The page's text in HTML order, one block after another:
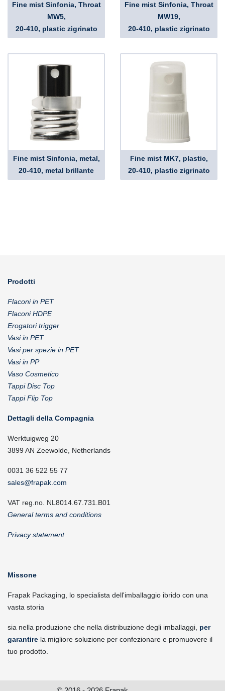
Fine mist Sinfonia, Throat
MW5,
20-410, plastic zigrinato
Fine mist Sinfonia, Throat
MW19,
20-410, plastic zigrinato
Fine mist Sinfonia, metal,
20-410, metal brillante
Fine mist MK7, plastic,
20-410, plastic zigrinato
Prodotti
Flaconi in PET
Flaconi HDPE
Erogatori trigger
Vasi in PET
Vasi per spezie in PET
Vasi in PP
Vaso Cosmetico
Tappi Disc Top
Tappi Flip Top
Dettagli della Compagnia
Werktuigweg 20
3899 AN Zeewolde, Netherlands
0031 36 522 55 77
sales@frapak.com
VAT reg.no. NL8014.67.731.B01
General terms and conditions
Privacy statement
Missone
Frapak Packaging, lo specialista dell'imballaggio ibrido con una
vasta storia
sia nella produzione che nella distribuzione degli imballaggi, per
garantire la migliore soluzione per confezionare e promuovere il
tuo prodotto.